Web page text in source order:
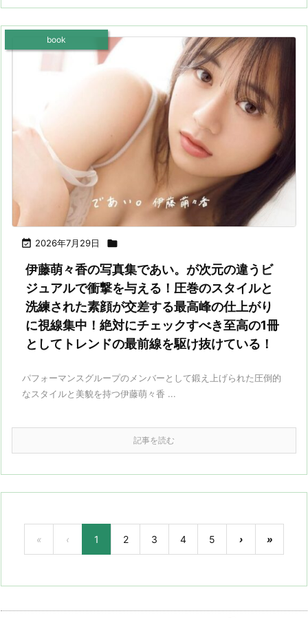
 2026年7月29日 
book
伊藤萌々香の写真集であい。が次元の違うビ
ジュアルで衝撃を与える！圧巻のスタイルと
洗練された素顔が交差する最高峰の仕上がり
に視線集中！絶対にチェックすべき至高の1冊
としてトレンドの最前線を駆け抜けている！
パフォーマンスグループのメンバーとして鍛え上げられた圧倒的
なスタイルと美貌を持つ伊藤萌々香 ...
記事を読む
« ‹ 1 2 3 4 5 › »